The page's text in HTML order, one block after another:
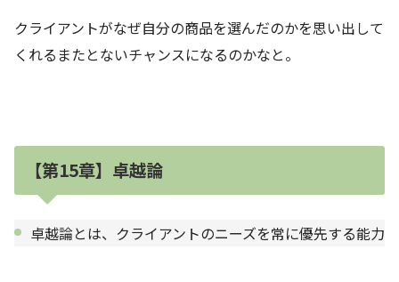
クライアントがなぜ自分の商品を選んだのかを思い出して
くれるまたとないチャンスになるのかなと。
【第15章】卓越論
卓越論とは、クライアントのニーズを常に優先する能力